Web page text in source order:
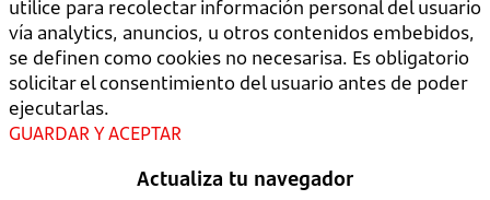
utilice para recolectar información personal del usuario
vía analytics, anuncios, u otros contenidos embebidos,
se definen como cookies no necesarisa. Es obligatorio
solicitar el consentimiento del usuario antes de poder
ejecutarlas.
GUARDAR Y ACEPTAR
Actualiza tu navegador